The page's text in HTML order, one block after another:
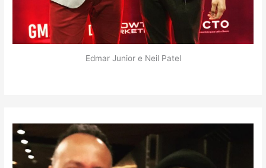
Edmar Junior e Neil Patel